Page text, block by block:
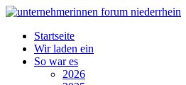
Startseite
Wir laden ein
So war es
2026